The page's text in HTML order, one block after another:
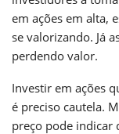
em ações em alta,
se valorizando. Já
perdendo valor.
Investir em ações
é preciso cautela.
preço pode indicar